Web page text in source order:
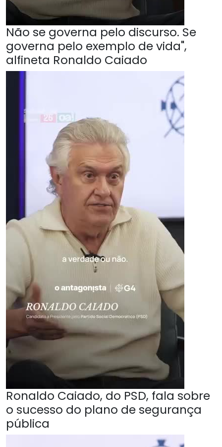
Não se governa pelo discurso. Se
governa pelo exemplo de vida",
alfineta Ronaldo Caiado
Ronaldo Caiado, do PSD, fala sobre
o sucesso do plano de segurança
pública